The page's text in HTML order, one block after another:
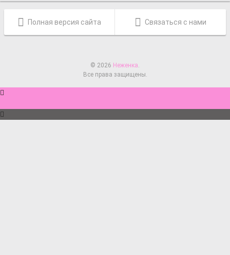
Полная версия сайта Связаться с нами
© 2026 Неженка.
Все права защищены.